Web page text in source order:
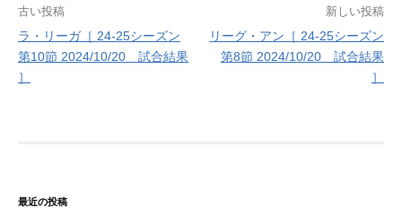
投
稿
ナ
シ
古い投稿
ラ・リーガ［ 24-25シーズン
第10節 2024/10/20 試合結果
］
新しい投稿
リーグ・アン［ 24-25シーズン
第8節 2024/10/20 試合結果
］
最近の投稿